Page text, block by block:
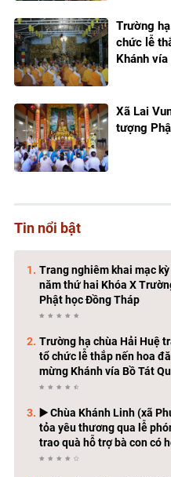
Trường
chức lễ
Khánh
Xã Lai
tượng
Tin nổi bật
Trang nghiêm khai mạc
năm thứ hai Khóa X
Phật học Đồng Tháp
Trường hạ chùa Hải Huệ
tổ chức lễ thắp nến hoa
mừng Khánh vía Bồ Tát
Thành Đạo
▶️ Chùa Khánh Linh (xã
tỏa yêu thương qua lễ
trao quà hỗ trợ bà con có
khó khăn